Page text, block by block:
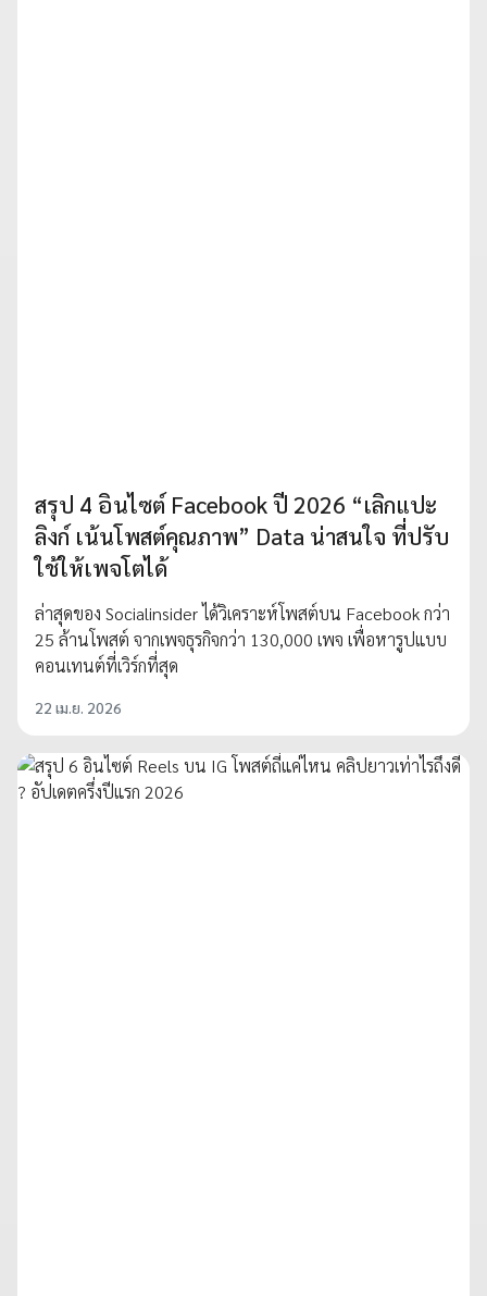
สรุป 4 อินไซต์ Facebook ปี 2026 “เลิกแปะ
ลิงก์ เน้นโพสต์คุณภาพ” Data น่าสนใจ ที่ปรับ
ใช้ให้เพจโตได้
ล่าสุดของ Socialinsider ได้วิเคราะห์โพสต์บน Facebook กว่า
25 ล้านโพสต์ จากเพจธุรกิจกว่า 130,000 เพจ เพื่อหารูปแบบ
คอนเทนต์ที่เวิร์กที่สุด
22 เม.ย. 2026